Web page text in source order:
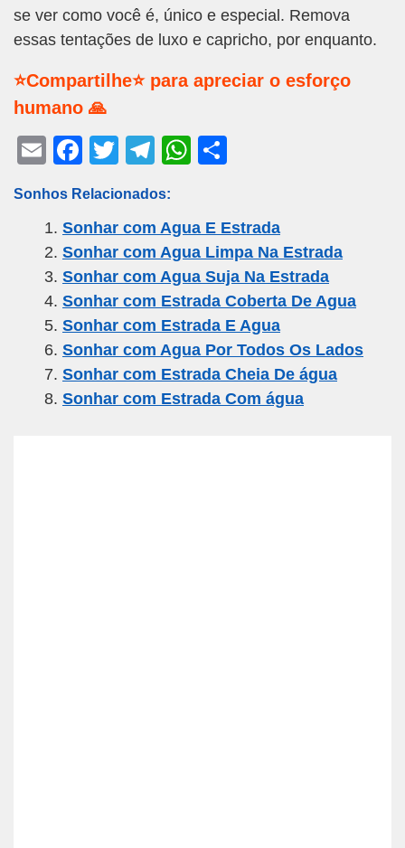
se ver como você é, único e especial. Remova
essas tentações de luxo e capricho, por enquanto.
⭐Compartilhe⭐ para apreciar o esforço
humano 🙏
E
ail
F
c
e
b
o
o
k
T
tt
er
T
e
gr
a
m
W
s
A
p
p
e
Sonhos Relacionados:
Sonhar com Agua E Estrada
Sonhar com Agua Limpa Na Estrada
Sonhar com Agua Suja Na Estrada
Sonhar com Estrada Coberta De Agua
Sonhar com Estrada E Agua
Sonhar com Agua Por Todos Os Lados
Sonhar com Estrada Cheia De água
Sonhar com Estrada Com água